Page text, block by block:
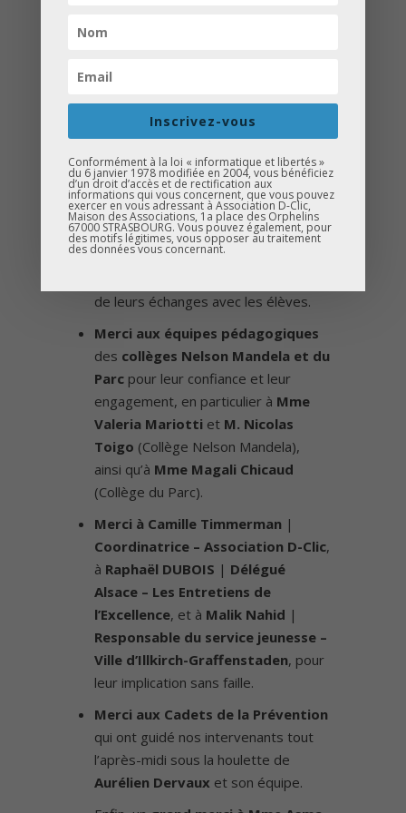
témoignages inspirants
Un immense merci à tous ceux qui
ont contribué à la réussite de cet
événement !
Merci aux intervenants
de leurs échanges avec les élèves.
Merci aux équipes pédagogiques
des collèges Nelson Mandela et du
Parc pour leur confiance et leur
engagement, en particulier à Mme
Valeria Mariotti et M. Nicolas
Toigo (Collège Nelson Mandela),
ainsi qu’à Mme Magali Chicaud
(Collège du Parc).
Merci à Camille Timmerman |
Coordinatrice – Association D-Clic,
à Raphaël DUBOIS | Délégué
Alsace – Les Entretiens de
l’Excellence, et à Malik Nahid |
Responsable du service jeunesse –
Ville d’Illkirch-Graffenstaden, pour
leur implication sans faille.
Merci aux Cadets de la Prévention
qui ont guidé nos intervenants tout
l’après-midi sous la houlette de
Aurélien Dervaux et son équipe.
Inscrivez-vous
Conformément à la loi « informatique et libertés »
du 6 janvier 1978 modifiée en 2004, vous bénéficiez
d’un droit d’accès et de rectification aux
informations qui vous concernent, que vous pouvez
exercer en vous adressant à Association D-Clic,
Maison des Associations, 1a place des Orphelins
67000 STRASBOURG. Vous pouvez également, pour
des motifs légitimes, vous opposer au traitement
des données vous concernant.